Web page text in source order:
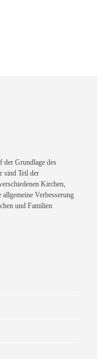
der Grundlage des
sind Teil der
Kirchen,
Verbesserung
und Familien